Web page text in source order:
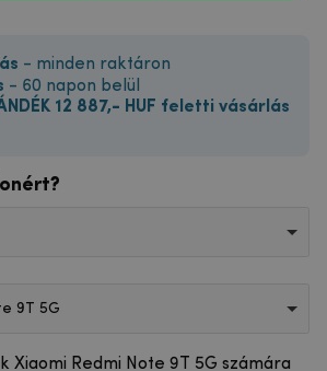
- minden raktáron
- 60 napon belül
12 887,- HUF feletti vásárlás
9T 5G
Xiaomi Redmi Note 9T 5G számára